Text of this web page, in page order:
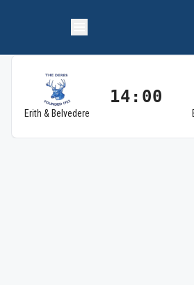
Erith & Belvedere
14:00